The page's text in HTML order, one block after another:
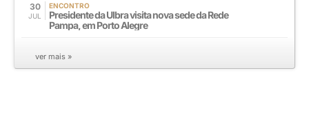
30
JUL
ENCONTRO
Presidente da Ulbra visita nova sede da Rede
Pampa, em Porto Alegre
ver mais »